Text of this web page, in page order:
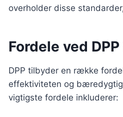
overholder disse
Fordele ved
DPP tilbyder en række
effektiviteten og
vigtigste fordele inkluderer: